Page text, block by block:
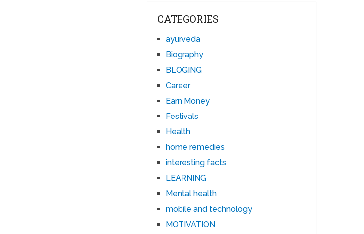
CATEGORIES
ayurveda
Biography
BLOGING
Career
Earn Money
Festivals
Health
home remedies
interesting facts
LEARNING
Mental health
mobile and technology
MOTIVATION